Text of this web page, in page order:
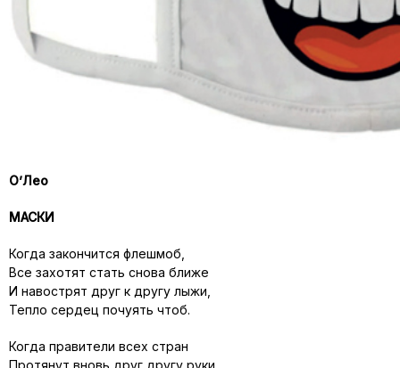
О’Лео
МАСКИ
Когда закончится флешмоб,
Все захотят стать снова ближе
И навострят друг к другу лыжи,
Тепло сердец почуять чтоб.
Когда правители всех стран
Протянут вновь друг другу руки,